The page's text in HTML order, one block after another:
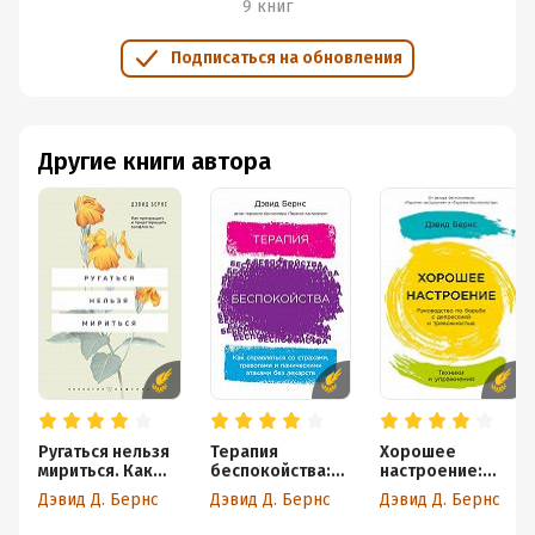
9 книг
Подписаться на обновления
Другие книги автора
Ругаться нельзя
мириться. Как
прекращать и
предотвращать
Дэвид Д. Бернс
Терапия
беспокойства:
Как справляться
со страхами,
Дэвид Д. Бернс
Хорошее
настроение:
Руководство по
борьбе с
Дэвид Д. Бернс